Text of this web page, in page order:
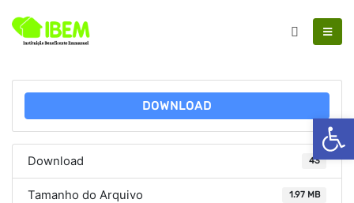
DOWNLOAD
Download 43
Tamanho do Arquivo 1.97 MB